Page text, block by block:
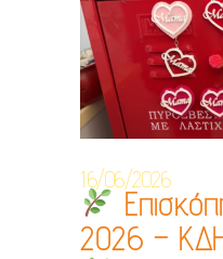
ΕΠΙΚΟΙΝΩΝΊΑ
ΔΩΡΕΆ
16/06/2026
2026 –